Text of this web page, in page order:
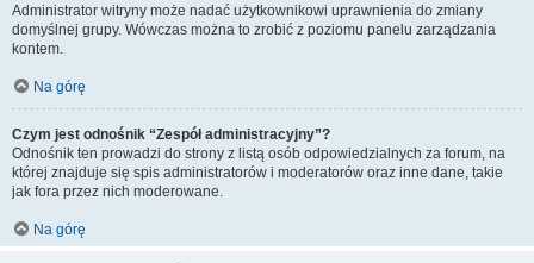
Administrator witryny może nadać użytkownikowi uprawnienia do zmiany
domyślnej grupy. Wówczas można to zrobić z poziomu panelu zarządzania
kontem.
Na górę
Czym jest odnośnik “Zespół administracyjny”?
Odnośnik ten prowadzi do strony z listą osób odpowiedzialnych za forum, na
której znajduje się spis administratorów i moderatorów oraz inne dane, takie
jak fora przez nich moderowane.
Na górę